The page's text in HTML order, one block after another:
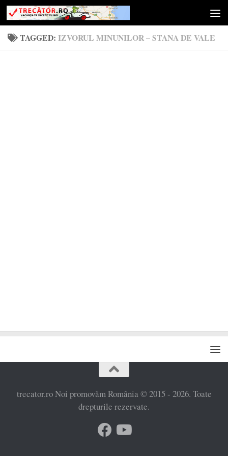
Skip to content
TAGGED: IZVORUL MINUNILOR – STANA DE VALE
trecator.ro Noi promovăm România © 2015 - 2026. Toate
drepturile rezervate.